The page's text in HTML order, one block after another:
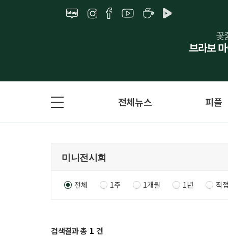
전체뉴스 피플
전체 1주 1개월 1년 직
검색결과 총 1 건